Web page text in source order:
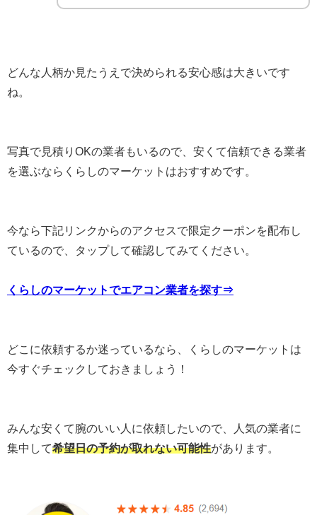
どんな人柄か見たうえで決められる安心感は大きいです
ね。
写真で見積りOKの業者もいるので、安くて信頼できる業者
を選ぶならくらしのマーケットはおすすめです。
今なら下記リンクからのアクセスで限定クーポンを配布し
ているので、タップして確認してみてください。
くらしのマーケットでエアコン業者を探す⇒
どこに依頼するか迷っているなら、くらしのマーケットは
今すぐチェックしておきましょう！
みんな安くて腕のいい人に依頼したいので、人気の業者に
集中して希望日の予約が取れない可能性があります。